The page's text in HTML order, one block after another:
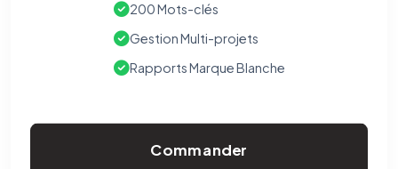
200 Mots-clés
Gestion Multi-projets
Rapports Marque Blanche
Commander